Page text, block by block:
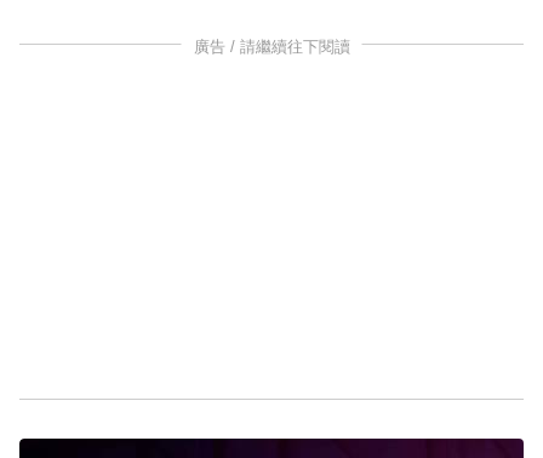
廣告 / 請繼續往下閱讀